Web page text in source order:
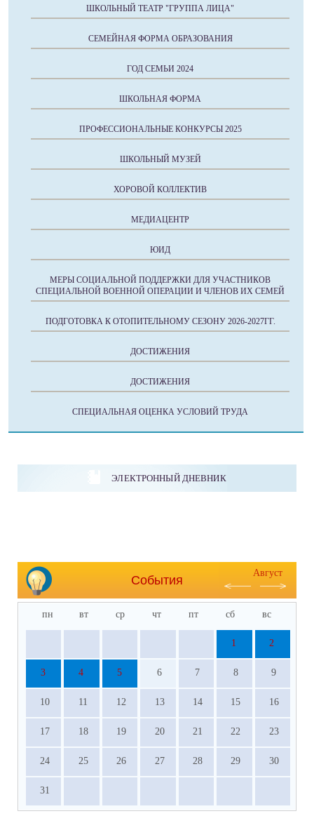
ШКОЛЬНЫЙ ТЕАТР "ГРУППА ЛИЦА"
СЕМЕЙНАЯ ФОРМА ОБРАЗОВАНИЯ
ГОД СЕМЬИ 2024
ШКОЛЬНАЯ ФОРМА
ПРОФЕССИОНАЛЬНЫЕ КОНКУРСЫ 2025
ШКОЛЬНЫЙ МУЗЕЙ
ХОРОВОЙ КОЛЛЕКТИВ
МЕДИАЦЕНТР
ЮИД
МЕРЫ СОЦИАЛЬНОЙ ПОДДЕРЖКИ ДЛЯ УЧАСТНИКОВ
СПЕЦИАЛЬНОЙ ВОЕННОЙ ОПЕРАЦИИ И ЧЛЕНОВ ИХ СЕМЕЙ
ПОДГОТОВКА К ОТОПИТЕЛЬНОМУ СЕЗОНУ 2026-2027ГГ.
ДОСТИЖЕНИЯ
ДОСТИЖЕНИЯ
СПЕЦИАЛЬНАЯ ОЦЕНКА УСЛОВИЙ ТРУДА
ЭЛЕКТРОННЫЙ ДНЕВНИК
События
Август
пн вт ср чт пт сб вс
1 2
3 4 5 6 7 8 9
10 11 12 13 14 15 16
17 18 19 20 21 22 23
24 25 26 27 28 29 30
31